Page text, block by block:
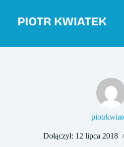
j
Dołączył: 12 lipca 2018